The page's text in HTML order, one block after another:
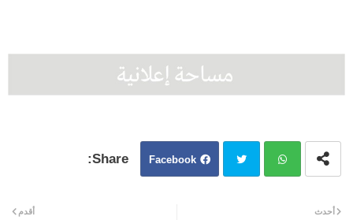
Facebook
أحدث أقدم